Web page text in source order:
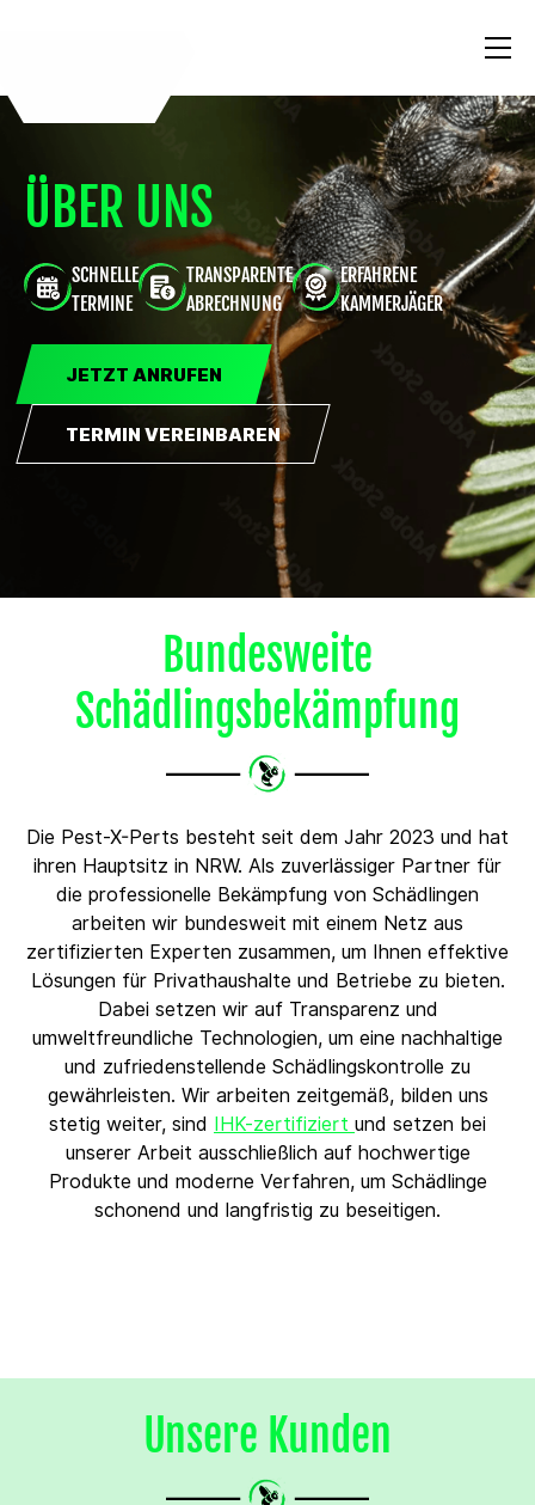
ÜBER UNS
SCHNELLE
TERMINE
TRANSPARENTE
ABRECHNUNG
ERFAHRENE
KAMMERJÄGER
JETZT ANRUFEN
TERMIN VEREINBAREN
Bundesweite
Schädlingsbekämpfung
Die Pest-X-Perts besteht seit dem Jahr 2023 und hat
ihren Hauptsitz in NRW. Als zuverlässiger Partner für
die professionelle Bekämpfung von Schädlingen
arbeiten wir bundesweit mit einem Netz aus
zertifizierten Experten zusammen, um Ihnen effektive
Lösungen für Privathaushalte und Betriebe zu bieten.
Dabei setzen wir auf Transparenz und
umweltfreundliche Technologien, um eine nachhaltige
und zufriedenstellende Schädlingskontrolle zu
gewährleisten. Wir arbeiten zeitgemäß, bilden uns
stetig weiter, sind IHK-zertifiziert und setzen bei
unserer Arbeit ausschließlich auf hochwertige
Produkte und moderne Verfahren, um Schädlinge
schonend und langfristig zu beseitigen.
Unsere Kunden